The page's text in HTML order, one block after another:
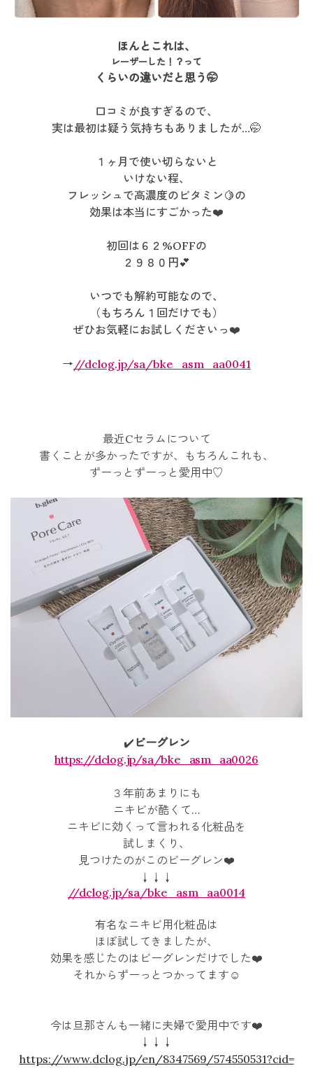
ほんとこれは、
レーザーした！？って
くらいの違いだと思う🤭
口コミが良すぎるので、
実は最初は疑う気持ちもありましたが…🤭
１ヶ月で使い切らないと
いけない程、
フレッシュで高濃度のビタミン🍋の
効果は本当にすごかった❤️
初回は６２%OFFの
２９８０円💕
いつでも解約可能なので、
（もちろん１回だけでも）
ぜひお気軽にお試しくださいっ❤️
→//dclog.jp/sa/bke_asm_aa0041
最近Cセラムについて
書くことが多かったですが、もちろんこれも、
ずーっとずーっと愛用中♡
✔️ ビーグレン
https://dclog.jp/sa/bke_asm_aa0026
３年前あまりにも
ニキビが酷くて…
ニキビに効くって言われる化粧品を
試しまくり、
見つけたのがこのビーグレン❤️
↓↓↓
//dclog.jp/sa/bke_asm_aa0014
有名なニキビ用化粧品は
ほぼ試してきましたが、
効果を感じたのはビーグレンだけでした❤️
それからずーっとつかってます☺️
今は旦那さんも一緒に夫婦で愛用中です❤️
↓↓↓
https://www.dclog.jp/en/8347569/574550531?cid=